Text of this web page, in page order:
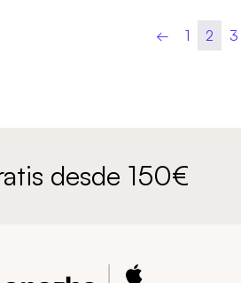
← 1 2 3
desde 150€